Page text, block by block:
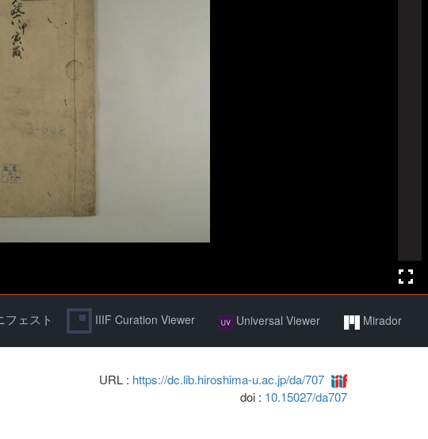
フェスト IIIF Curation Viewer Universal Viewer Mirador
URL : https://dc.lib.hiroshima-u.ac.jp/da/707
doi : 10.15027/da707